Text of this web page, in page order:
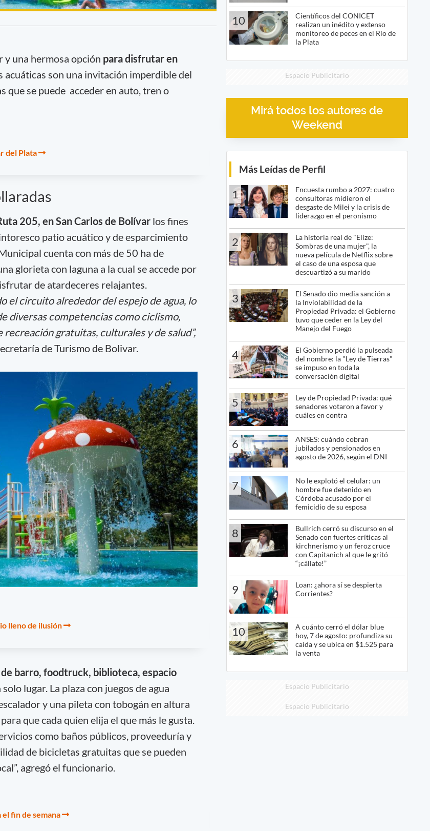
y una hermosa opción para disfrutar en
acuáticas son una invitación imperdible del
que se puede acceder en auto, tren o
del Plata
205, en San Carlos de Bolívarlos fines
patio acuático y de esparcimiento
cuenta con más de 50 ha de
glorieta con laguna a la cual se accede por
de atardeceres relajantes.
el circuito alrededor del espejo de agua, lo
diversas competencias como ciclismo,
gratuitas, culturales y de salud”,
de Turismo de Bolivar.
lleno de ilusión
barro, foodtruck, biblioteca, espacio
solo lugar. La plaza con juegos de agua
y una pileta con tobogán en altura
que cada quien elija el que más le gusta.
como baños públicos, proveeduría y
de bicicletas gratuitas que se pueden
agregó el funcionario.
fin de semana
10
Científicos del CONICET
realizan un inédito y extenso
monitoreo de peces en el Río de
la Plata
Espacio Publicitario
Mirá todos los autores de
Weekend
Más Leídas de Perfil
1
Encuesta rumbo a 2027: cuatro
consultoras midieron el
desgaste de Milei y la crisis de
liderazgo en el peronismo
2
La historia real de "Elize:
Sombras de una mujer", la
nueva película de Netflix sobre
el caso de una esposa que
descuartizó a su marido
3
El Senado dio media sanción a
la Inviolabilidad de la
Propiedad Privada: el Gobierno
tuvo que ceder en la Ley del
Manejo del Fuego
4
El Gobierno perdió la pulseada
del nombre: la "Ley de Tierras"
se impuso en toda la
conversación digital
5
Ley de Propiedad Privada: qué
senadores votaron a favor y
cuáles en contra
6
ANSES: cuándo cobran
jubilados y pensionados en
agosto de 2026, según el DNI
7
No le explotó el celular: un
hombre fue detenido en
Córdoba acusado por el
femicidio de su esposa
8
Bullrich cerró su discurso en el
Senado con fuertes críticas al
kirchnerismo y un feroz cruce
con Capitanich al que le gritó
“¡cállate!”
9
Loan: ¿ahora sí se despierta
Corrientes?
10
A cuánto cerró el dólar blue
hoy, 7 de agosto: profundiza su
caída y se ubica en $1.525 para
la venta
Espacio Publicitario
Espacio Publicitario